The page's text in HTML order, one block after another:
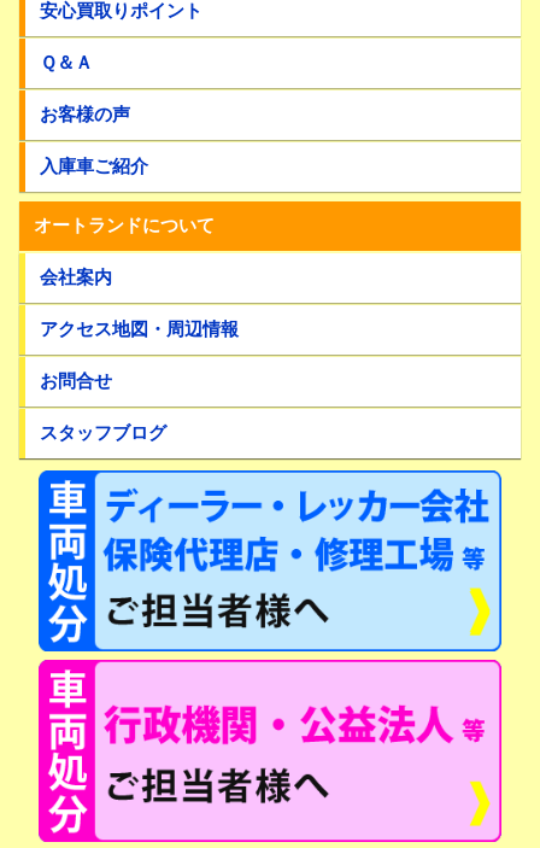
安心買取りポイント
Ｑ＆Ａ
お客様の声
入庫車ご紹介
オートランドについて
会社案内
アクセス地図・周辺情報
お問合せ
スタッフブログ